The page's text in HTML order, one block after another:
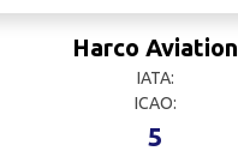
Harco Aviation
IATA:
ICAO:
5